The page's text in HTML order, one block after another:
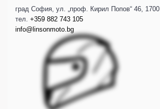
град София, ул. „проф. Кирил Попов“ 46, 1700
тел. +359 882 743 105
info@linsonmoto.bg